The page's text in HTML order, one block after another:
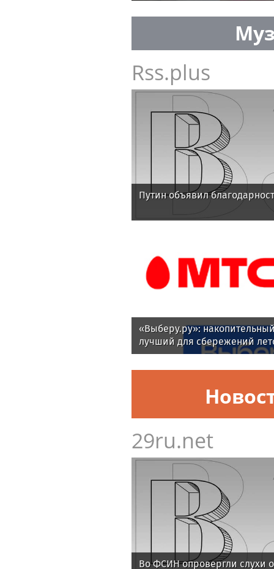
Rss.plus
Путин объявил
«Выберу.ру»:
лучший для сбережений
29ru.net
Во ФСИН опровергли слухи